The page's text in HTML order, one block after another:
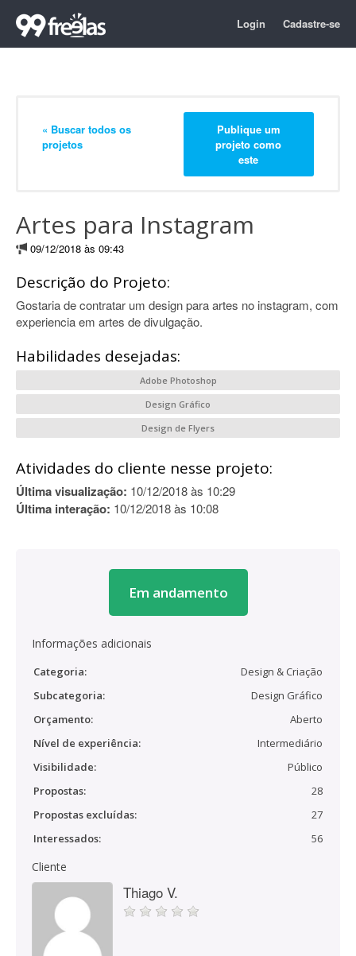
Login Cadastre-se
« Buscar todos os
projetos
Publique um
projeto como
este
Artes para Instagram
09/12/2018 às 09:43
Descrição do Projeto:
Gostaria de contratar um design para artes no instagram, com
experiencia em artes de divulgação.
Habilidades desejadas:
Adobe Photoshop
Design Gráfico
Design de Flyers
Atividades do cliente nesse projeto:
Última visualização: 10/12/2018 às 10:29
Última interação: 10/12/2018 às 10:08
Em andamento
Informações adicionais
Categoria:
Design & Criação
Subcategoria:
Design Gráfico
Orçamento:
Aberto
Nível de experiência:
Intermediário
Visibilidade:
Público
Propostas:
28
Propostas excluídas:
27
Interessados:
56
Cliente
Thiago V.